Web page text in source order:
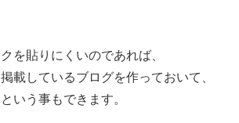
を貼りにくいのであれば、
載しているブログを作っておいて、
いう事もできます。